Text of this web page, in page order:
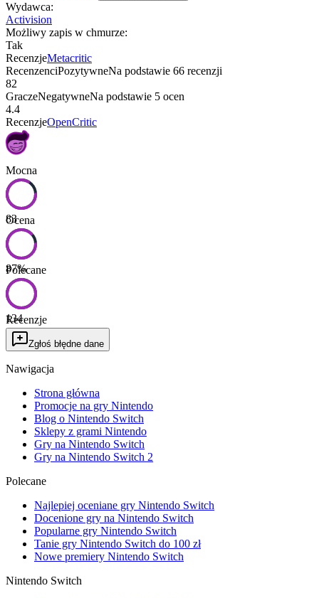
Wydawca:
Activision
Możliwy zapis w chmurze:
Tak
RecenzjeMetacritic
RecenzenciPozytywneNa podstawie 66 recenzji
82
GraczeNegatywneNa podstawie 5 ocen
4.4
RecenzjeOpenCritic
Mocna
83
Ocena
87%
Polecane
134
Recenzje
Zgłoś błędne dane
Nawigacja
Strona główna
Promocje na gry Nintendo
Blog o Nintendo Switch
Sklepy z grami Nintendo
Gry na Nintendo Switch
Gry na Nintendo Switch 2
Polecane
Najlepiej oceniane gry Nintendo Switch
Docenione gry na Nintendo Switch
Popularne gry Nintendo Switch
Tanie gry Nintendo Switch do 100 zł
Nowe premiery Nintendo Switch
Nintendo Switch